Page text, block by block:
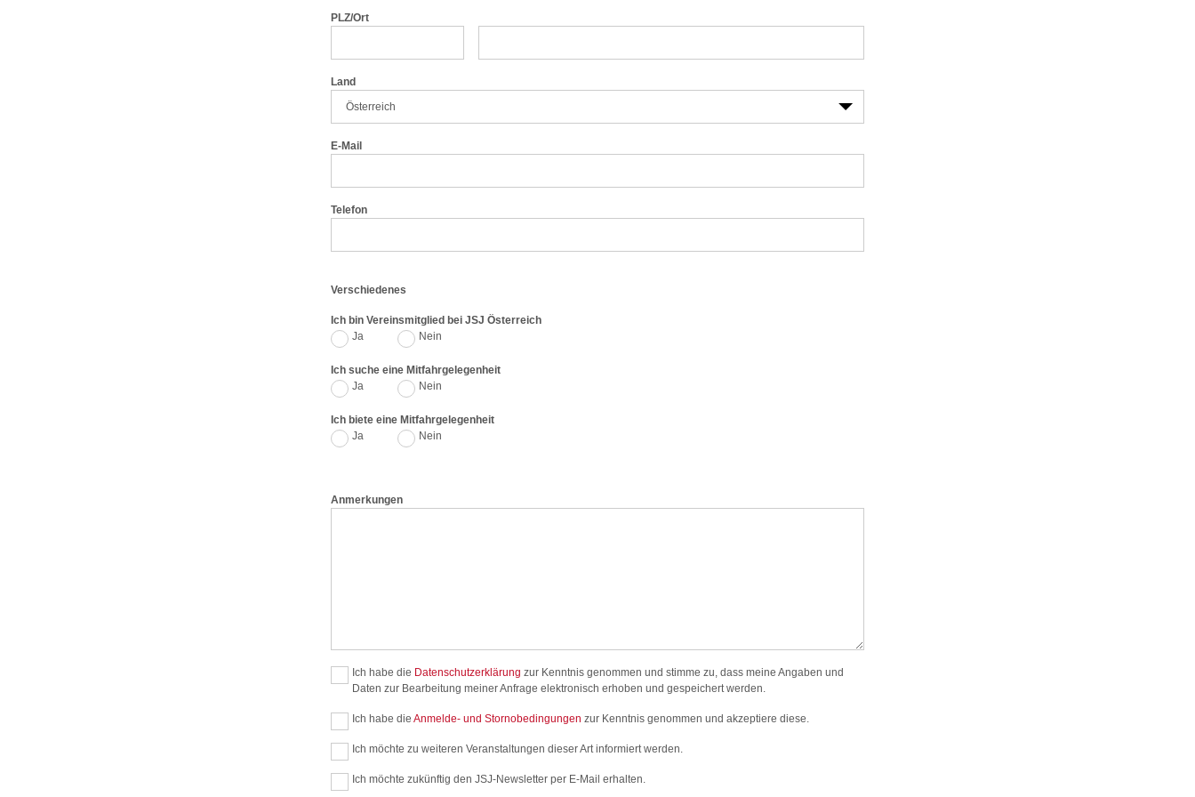
PLZ/Ort
Land
E-Mail
Telefon
Verschiedenes
Ich bin Vereinsmitglied bei JSJ Österreich
Ja
Nein
Ich suche eine Mitfahrgelegenheit
Ja
Nein
Ich biete eine Mitfahrgelegenheit
Ja
Nein
Anmerkungen
Ich habe die Datenschutzerklärung zur Kenntnis genommen und stimme zu, dass meine Angaben und
Daten zur Bearbeitung meiner Anfrage elektronisch erhoben und gespeichert werden.
Ich habe die Anmelde- und Stornobedingungen zur Kenntnis genommen und akzeptiere diese.
Ich möchte zu weiteren Veranstaltungen dieser Art informiert werden.
Ich möchte zukünftig den JSJ-Newsletter per E-Mail erhalten.